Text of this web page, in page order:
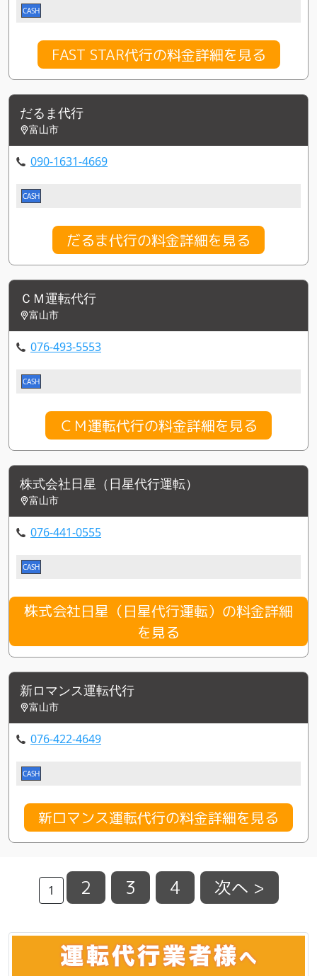
CASH
FAST STAR代行の料金詳細を見る
だるま代行
富山市
090-1631-4669
CASH
だるま代行の料金詳細を見る
ＣＭ運転代行
富山市
076-493-5553
CASH
ＣＭ運転代行の料金詳細を見る
株式会社日星（日星代行運転）
富山市
076-441-0555
CASH
株式会社日星（日星代行運転）の料金詳細
を見る
新ロマンス運転代行
富山市
076-422-4649
CASH
新ロマンス運転代行の料金詳細を見る
1 2 3 4 次へ >